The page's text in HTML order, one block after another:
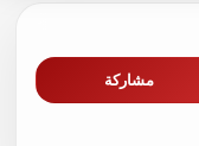
مشاركة